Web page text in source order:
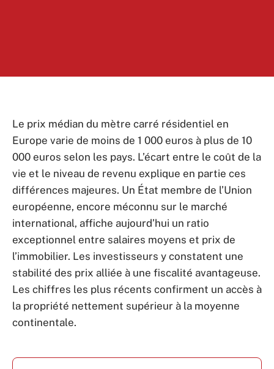
Le prix médian du mètre carré résidentiel en
Europe varie de moins de 1 000 euros à plus de 10
000 euros selon les pays. L’écart entre le coût de la
vie et le niveau de revenu explique en partie ces
différences majeures. Un État membre de l’Union
européenne, encore méconnu sur le marché
international, affiche aujourd’hui un ratio
exceptionnel entre salaires moyens et prix de
l’immobilier. Les investisseurs y constatent une
stabilité des prix alliée à une fiscalité avantageuse.
Les chiffres les plus récents confirment un accès à
la propriété nettement supérieur à la moyenne
continentale.